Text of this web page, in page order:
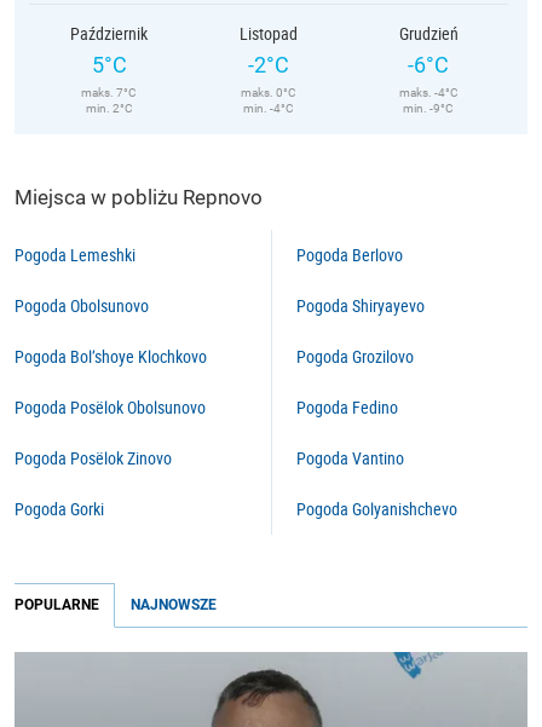
Październik
5°C
maks. 7°C
min. 2°C
Listopad
-2°C
maks. 0°C
min. -4°C
Grudzień
-6°C
maks. -4°C
min. -9°C
Miejsca w pobliżu Repnovo
Pogoda Lemeshki
Pogoda Obolsunovo
Pogoda Bol’shoye Klochkovo
Pogoda Posëlok Obolsunovo
Pogoda Posëlok Zinovo
Pogoda Gorki
Pogoda Berlovo
Pogoda Shiryayevo
Pogoda Grozilovo
Pogoda Fedino
Pogoda Vantino
Pogoda Golyanishchevo
POPULARNE NAJNOWSZE